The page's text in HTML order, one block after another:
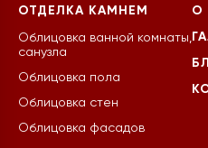
ОТДЕЛКА КАМНЕМ
Облицовка ванной комнаты,
санузла
Облицовка пола
Облицовка стен
Облицовка фасадов
О